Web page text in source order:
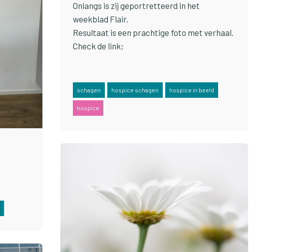
Onlangs is zij geportretteerd in het
weekblad Flair.
Resultaat is een prachtige foto met verhaal.
Check de link;
schagen hospice schagen hospice in beeld
hospice